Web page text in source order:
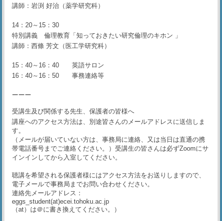
講師：岩渕 好治 （薬学研究科）
14：20～15：30
特別講義倫理教育「知っておきたい研究倫理のキホン 」
講師：西條 芳文（医工学研究科）
15：40～16：40 英語サロン
16：40～16：50 事務連絡等
ーーー
受講生及び関係する先生、保護者の皆様へ
講座へのアクセス方法は、別途皆さんのメールアドレスに送信しま
す。
（メールが届いていない方は、事務局に連絡、又は当日は直通の携
帯電話番号までご連絡ください。）受講生の皆さんは必ずZoomにサ
インインしてから入室してください。
聴講を希望される保護者様にはアクセス方法をお送りしますので、
電子メールで事務局までお問い合わせください。
連絡先メールアドレス：
eggs_student(at)ecei.tohoku.ac.jp
（at）は＠に書き換えてください。）